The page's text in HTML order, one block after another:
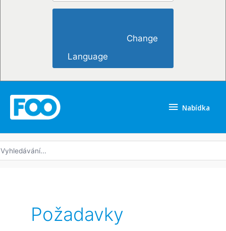
Language
Nabídka
Požadavky